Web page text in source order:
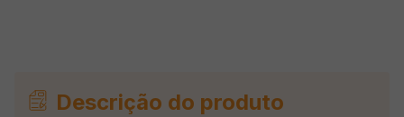
Descrição do produto